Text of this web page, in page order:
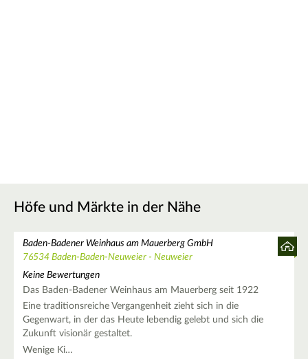
Höfe und Märkte in der Nähe
Baden-Badener Weinhaus am Mauerberg GmbH
76534 Baden-Baden-Neuweier - Neuweier
Keine Bewertungen
Das Baden-Badener Weinhaus am Mauerberg seit 1922
Eine traditionsreiche Vergangenheit zieht sich in die
Gegenwart, in der das Heute lebendig gelebt und sich die
Zukunft visionär gestaltet.
Wenige Ki…